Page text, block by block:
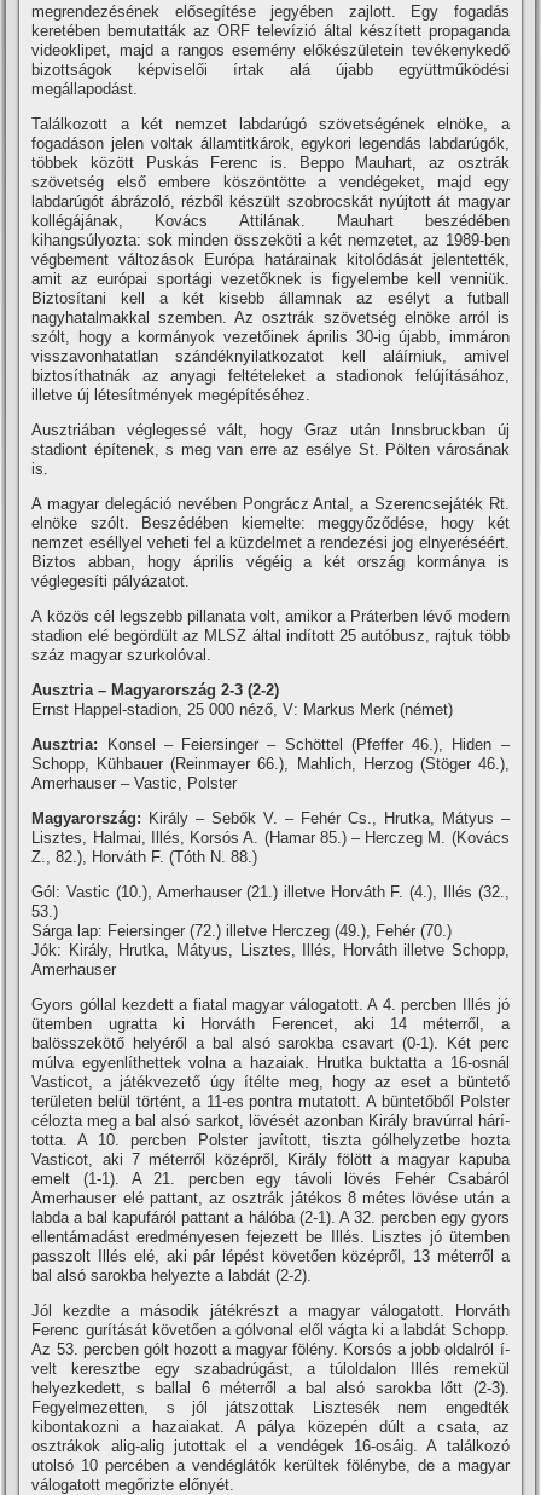
megrendezésének elősegí­tése jegyében zajlott. Egy fogadás
keretében bemutatták az ORF televí­zió által készí­tett propaganda
videoklipet, majd a rangos esemény előkészületein tevékenykedő
bizottságok képviselői í­rtak alá újabb együttműködési
megállapodást.
Találkozott a két nemzet labdarúgó szövetségének elnöke, a
fogadáson jelen voltak államtitkárok, egykori legendás labdarúgók,
többek között Puskás Ferenc is. Beppo Mauhart, az osztrák
szövetség első embere köszöntötte a vendégeket, majd egy
labdarúgót ábrázoló, rézből készült szobrocskát nyújtott át magyar
kollégájának, Kovács Attilának. Mauhart beszédében
kihangsúlyozta: sok minden összeköti a két nemzetet, az 1989-ben
végbement változások Európa határainak kitolódását jelentették,
amit az európai sportági vezetőknek is figyelembe kell venniük.
Biztosí­tani kell a két kisebb államnak az esélyt a futball
nagyhatalmakkal szemben. Az osztrák szövetség elnöke arról is
szólt, hogy a kormányok vezetőinek április 30-ig újabb, immáron
visszavonhatatlan szándéknyilatkozatot kell aláí­rniuk, amivel
biztosí­thatnák az anyagi feltételeket a stadionok felújí­tásához,
illetve új létesí­tmények megépí­téséhez.
Ausztriában véglegessé vált, hogy Graz után Innsbruckban új
stadiont épí­tenek, s meg van erre az esélye St. Pölten városának
is.
A magyar delegáció nevében Pongrácz Antal, a Szerencsejáték Rt.
elnöke szólt. Beszédében kiemelte: meggyőződése, hogy két
nemzet eséllyel veheti fel a küzdelmet a rendezési jog elnyeréséért.
Biztos abban, hogy április végéig a két ország kormánya is
véglegesí­ti pályázatot.
A közös cél legszebb pillanata volt, amikor a Práterben lévő modern
stadion elé begördült az MLSZ által indí­tott 25 autóbusz, rajtuk több
száz magyar szurkolóval.
Ausztria – Magyarország 2-3 (2-2)
Ernst Happel-stadion, 25 000 néző, V: Markus Merk (német)
Ausztria: Konsel – Feiersinger – Schöttel (Pfeffer 46.), Hiden –
Schopp, Kühbauer (Reinmayer 66.), Mahlich, Herzog (Stöger 46.),
Amerhauser – Vastic, Polster
Magyarország: Király – Sebők V. – Fehér Cs., Hrutka, Mátyus –
Lisztes, Halmai, Illés, Korsós A. (Hamar 85.) – Herczeg M. (Kovács
Z., 82.), Horváth F. (Tóth N. 88.)
Gól: Vastic (10.), Amerhauser (21.) illetve Horváth F. (4.), Illés (32.,
53.)
Sárga lap: Feiersinger (72.) illetve Herczeg (49.), Fehér (70.)
Jók: Király, Hrutka, Mátyus, Lisztes, Illés, Horváth illetve Schopp,
Amerhauser
Gyors góllal kezdett a fiatal magyar válogatott. A 4. percben Illés jó
ütemben ugratta ki Horváth Ferencet, aki 14 méterről, a
balösszekötő helyéről a bal alsó sarokba csavart (0-1). Két perc
múlva egyenlí­thettek volna a hazaiak. Hrutka buktatta a 16-osnál
Vasticot, a játékvezető úgy í­télte meg, hogy az eset a büntető
területen belül történt, a 11-es pontra mutatott. A büntetőből Polster
célozta meg a bal alsó sarkot, lövését azonban Király bravúrral hárí­
totta. A 10. percben Polster javí­tott, tiszta gólhelyzetbe hozta
Vasticot, aki 7 méterről középről, Király fölött a magyar kapuba
emelt (1-1). A 21. percben egy távoli lövés Fehér Csabáról
Amerhauser elé pattant, az osztrák játékos 8 métes lövése után a
labda a bal kapufáról pattant a hálóba (2-1). A 32. percben egy gyors
ellentámadást eredményesen fejezett be Illés. Lisztes jó ütemben
passzolt Illés elé, aki pár lépést követően középről, 13 méterről a
bal alsó sarokba helyezte a labdát (2-2).
Jól kezdte a második játékrészt a magyar válogatott. Horváth
Ferenc gurí­tását követően a gólvonal elől vágta ki a labdát Schopp.
Az 53. percben gólt hozott a magyar fölény. Korsós a jobb oldalról í­
velt keresztbe egy szabadrúgást, a túloldalon Illés remekül
helyezkedett, s ballal 6 méterről a bal alsó sarokba lőtt (2-3).
Fegyelmezetten, s jól játszottak Lisztesék nem engedték
kibontakozni a hazaiakat. A pálya közepén dúlt a csata, az
osztrákok alig-alig jutottak el a vendégek 16-osáig. A találkozó
utolsó 10 percében a vendéglátók kerültek fölénybe, de a magyar
válogatott megőrizte előnyét.